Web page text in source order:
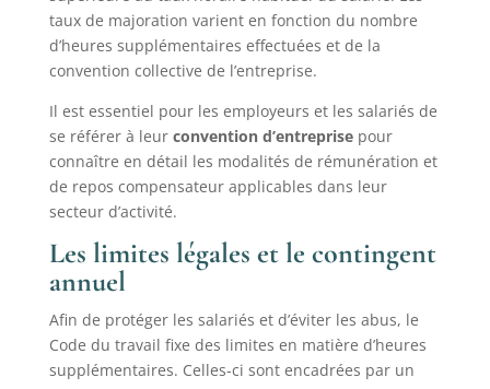
taux de majoration varient en fonction du nombre
d’heures supplémentaires effectuées et de la
convention collective de l’entreprise.
Il est essentiel pour les employeurs et les salariés de
se référer à leur convention d’entreprisepour
connaître en détail les modalités de rémunération et
de repos compensateur applicables dans leur
secteur d’activité.
Les limites légales et le contingent
annuel
Afin de protéger les salariés et d’éviter les abus, le
Code du travail fixe des limites en matière d’heures
supplémentaires. Celles-ci sont encadrées par un